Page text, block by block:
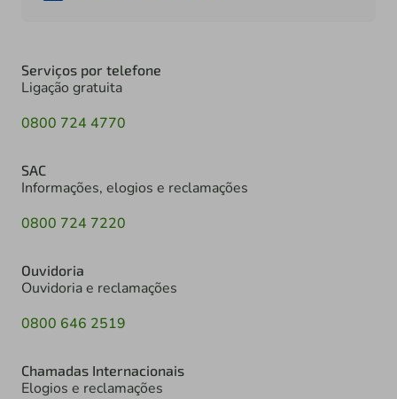
Serviços por telefone
Ligação gratuita
0800 724 4770
SAC
Informações, elogios e reclamações
0800 724 7220
Ouvidoria
Ouvidoria e reclamações
0800 646 2519
Chamadas Internacionais
Elogios e reclamações